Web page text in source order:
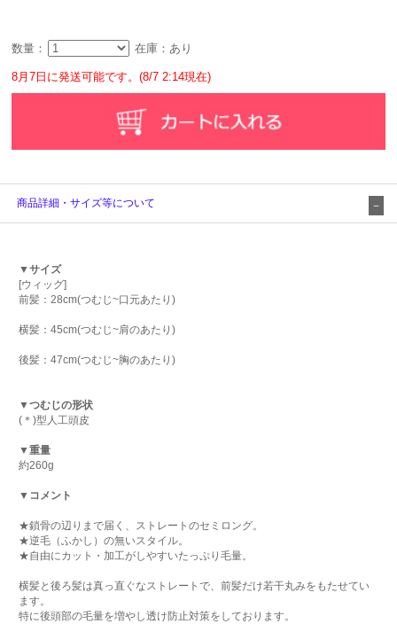
数量： 在庫：あり
8月7日に発送可能です。(8/7 2:14現在)
商品詳細・サイズ等について
▼サイズ
[ウィッグ]
前髪：28cm(つむじ~口元あたり)
横髪：45cm(つむじ~肩のあたり)
後髪：47cm(つむじ~胸のあたり)
▼つむじの形状
(＊)型人工頭皮
▼重量
約260g
▼コメント
★鎖骨の辺りまで届く、ストレートのセミロング。
★逆毛（ふかし）の無いスタイル。
★自由にカット・加工がしやすいたっぷり毛量。
横髪と後ろ髪は真っ直ぐなストレートで、前髪だけ若干丸みをもたせてい
ます。
特に後頭部の毛量を増やし透け防止対策をしております。